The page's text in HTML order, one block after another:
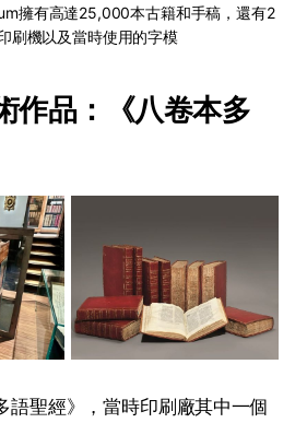
擁有高達25,000本古籍和手稿，還有2
刷機以及當時使用的字模
作品：《八卷本多
語聖經》，當時印刷廠其中一個